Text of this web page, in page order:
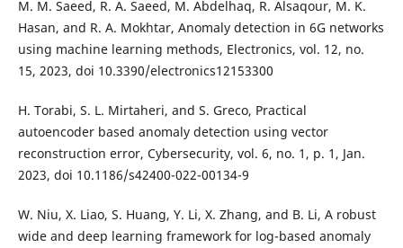
M. M. Saeed, R. A. Saeed, M. Abdelhaq, R. Alsaqour, M. K.
Hasan, and R. A. Mokhtar, Anomaly detection in 6G networks
using machine learning methods, Electronics, vol. 12, no.
15, 2023, doi 10.3390/electronics12153300
H. Torabi, S. L. Mirtaheri, and S. Greco, Practical
autoencoder based anomaly detection using vector
reconstruction error, Cybersecurity, vol. 6, no. 1, p. 1, Jan.
2023, doi 10.1186/s42400-022-00134-9
W. Niu, X. Liao, S. Huang, Y. Li, X. Zhang, and B. Li, A robust
wide and deep learning framework for log-based anomaly